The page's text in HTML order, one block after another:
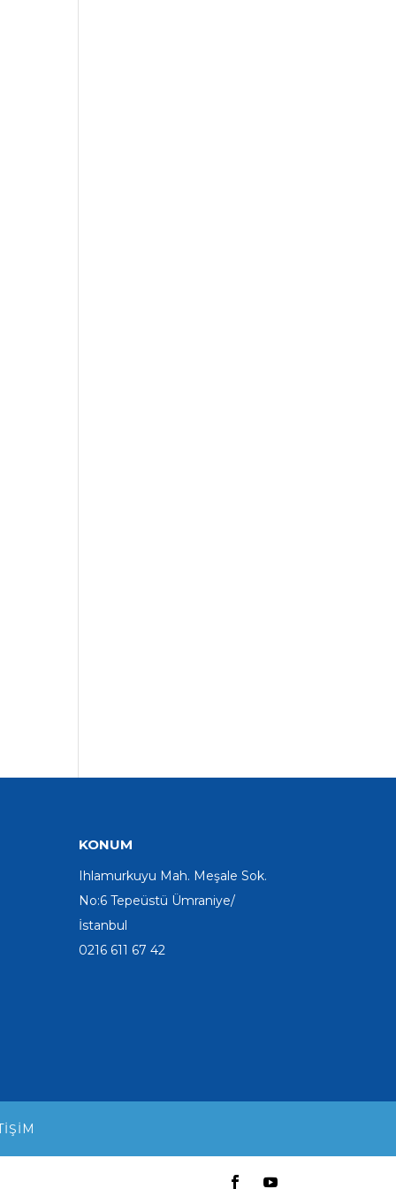
KONUM
Ihlamurkuyu Mah. Meşale Sok.
No:6 Tepeüstü Ümraniye/
İstanbul
0216 611 67 42